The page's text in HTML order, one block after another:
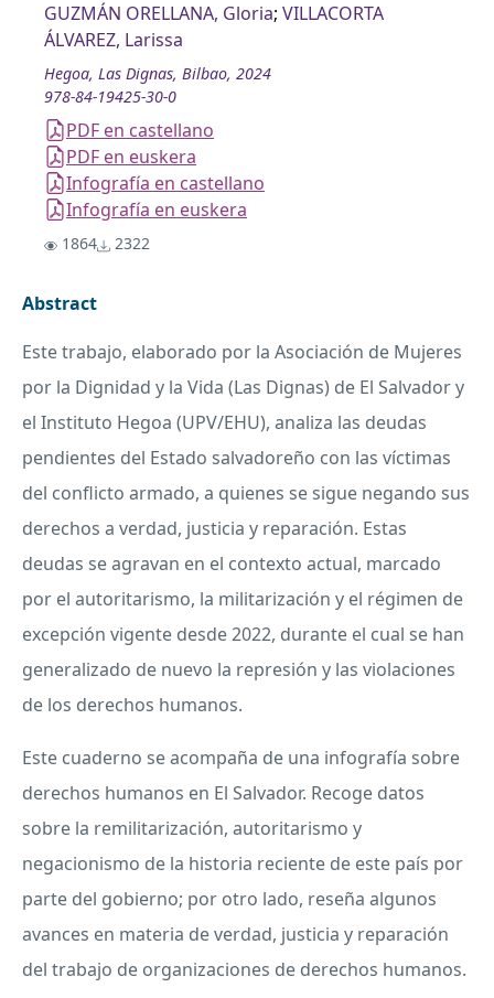
GUZMÁN ORELLANA, Gloria; VILLACORTA
ÁLVAREZ, Larissa
Hegoa, Las Dignas, Bilbao, 2024
978-84-19425-30-0
PDF en castellano
PDF en euskera
Infografía en castellano
Infografía en euskera
1864 2322
Abstract
Este trabajo, elaborado por la Asociación de Mujeres
por la Dignidad y la Vida (Las Dignas) de El Salvador y
el Instituto Hegoa (UPV/EHU), analiza las deudas
pendientes del Estado salvadoreño con las víctimas
del conflicto armado, a quienes se sigue negando sus
derechos a verdad, justicia y reparación. Estas
deudas se agravan en el contexto actual, marcado
por el autoritarismo, la militarización y el régimen de
excepción vigente desde 2022, durante el cual se han
generalizado de nuevo la represión y las violaciones
de los derechos humanos.
Este cuaderno se acompaña de una infografía sobre
derechos humanos en El Salvador. Recoge datos
sobre la remilitarización, autoritarismo y
negacionismo de la historia reciente de este país por
parte del gobierno; por otro lado, reseña algunos
avances en materia de verdad, justicia y reparación
del trabajo de organizaciones de derechos humanos.